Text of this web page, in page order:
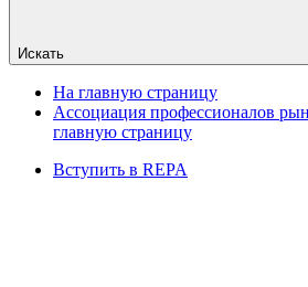
Искать
На главную страницу
Ассоциация профессионалов
главную страницу
Вступить в REPA